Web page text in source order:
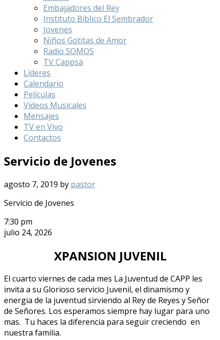
Embajadores del Rey
Instituto Bíblico El Sembrador
Jovenes
Niños Gotitas de Amor
Radio SOMOS
TV Cappsa
Líderes
Calendario
Películas
Videos Musicales
Mensajes
TV en Vivo
Contactos
Servicio de Jovenes
agosto 7, 2019 by pastor
Servicio de Jovenes
7:30 pm
julio 24, 2026
XPANSION JUVENIL
El cuarto viernes de cada mes La Juventud de CAPP les
invita a su Glorioso servicio Juvenil, el dinamismo y
energia de la juventud sirviendo al Rey de Reyes y Señor
de Señores. Los esperamos siempre hay lugar para uno
mas. Tu haces la diferencia para seguir creciendo en
nuestra familia.